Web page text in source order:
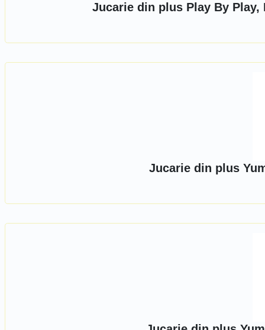
Jucarie din plus Play By Play,
Jucarie din plus